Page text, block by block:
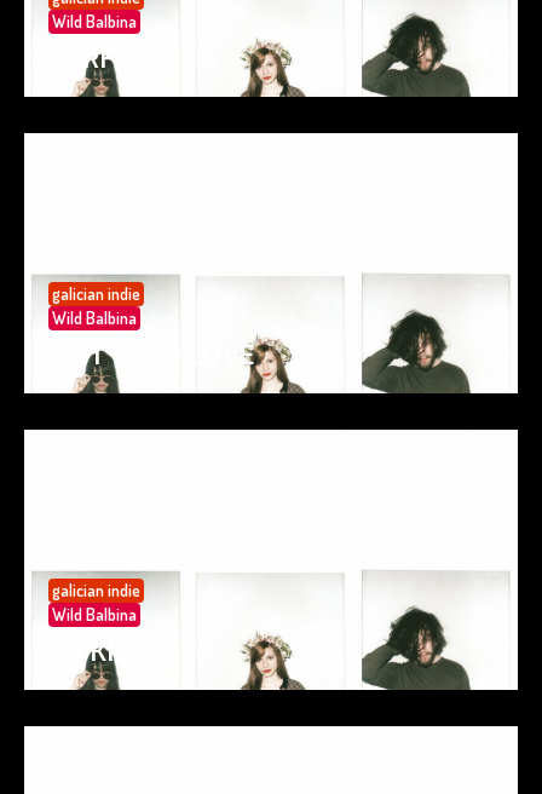
Wild Balbina
SURFIN’
galician indie
Wild Balbina
SPIT YOUR LOVE
galician indie
Wild Balbina
SO KIND